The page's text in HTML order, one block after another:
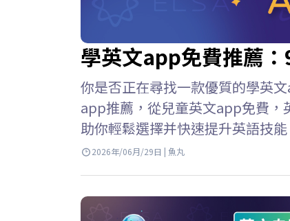
學英文app免費推薦
你是否正在尋找一款優質的學英
app推薦，從兒童英文app免費，
助你輕鬆選擇并快速提升英語技
免費應用程序，學習英語變得輕
續學習仍然有效。…
2026年/06月/29日 | 魚丸